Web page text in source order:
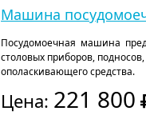
Машина
Посудомоечная машина
столовых приборов,
ополаскивающего средства.
Цена: 221 800